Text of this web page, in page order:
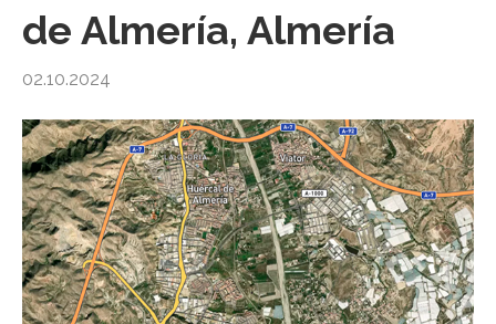
de Almería, Almería
02.10.2024